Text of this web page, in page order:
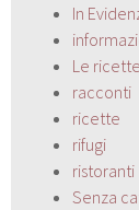
In
Le
racconti
ricette
rifugi
ristoranti
Senza